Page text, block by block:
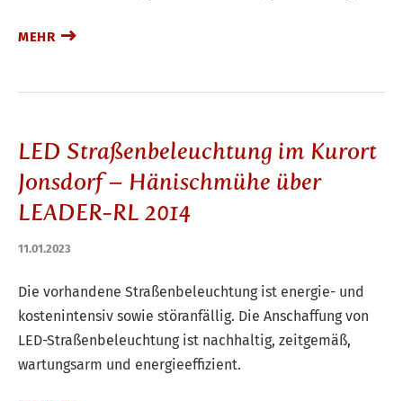
MEHR
LED Straßenbeleuchtung im Kurort
Jonsdorf – Hänischmühe über
LEADER-RL 2014
11.01.2023
Die vorhandene Straßenbeleuchtung ist energie- und
kostenintensiv sowie störanfällig. Die Anschaffung von
LED-Straßenbeleuchtung ist nachhaltig, zeitgemäß,
wartungsarm und energieeffizient.